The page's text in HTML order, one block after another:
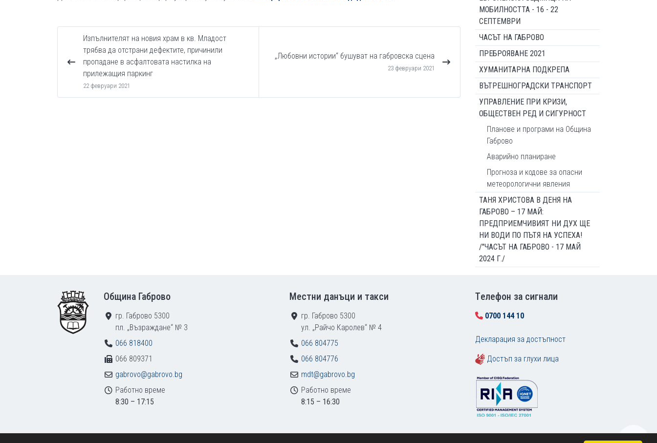
Изпълнителят на новия храм в кв. Младост
трябва да отстрани дефектите, причинили
пропадане в асфалтовата настилка на
прилежащия паркинг
22 февруари 2021
„Любовни истории“ бушуват на габровска сцена
23 февруари 2021
МОБИЛНОСТТА - 16 - 22
СЕПТЕМВРИ
ЧАСЪТ НА ГАБРОВО
ПРЕБРОЯВАНЕ 2021
ХУМАНИТАРНА ПОДКРЕПА
ВЪТРЕШНОГРАДСКИ ТРАНСПОРТ
УПРАВЛЕНИЕ ПРИ КРИЗИ,
ОБЩЕСТВЕН РЕД И СИГУРНОСТ
Планове и програми на Община
Габрово
Аварийно планиране
Прогноза и кодове за опасни
метеорологични явления
ТАНЯ ХРИСТОВА В ДЕНЯ НА
ГАБРОВО – 17 МАЙ:
ПРЕДПРИЕМЧИВИЯТ НИ ДУХ ЩЕ
НИ ВОДИ ПО ПЪТЯ НА УСПЕХА!
/"ЧАСЪТ НА ГАБРОВО - 17 МАЙ
2024 Г./
Община Габрово
гр. Габрово 5300
пл. „Възраждане“ № 3
066 818400
066 809371
gabrovo@gabrovo.bg
Работно време
8:30 – 17:15
Местни данъци и такси
гр. Габрово 5300
ул. „Райчо Каролев“ № 4
066 804775
066 804776
mdt@gabrovo.bg
Работно време
8:15 – 16:30
Tелефон за сигнали
0700 144 10
Декларация за достъпност
Достъп за глухи лица